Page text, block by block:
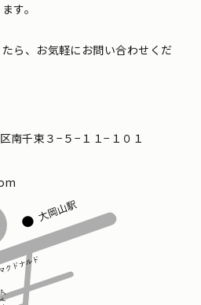
す。
ら、お気軽にお問い合わせくだ
南千束３−５−１１−１０１